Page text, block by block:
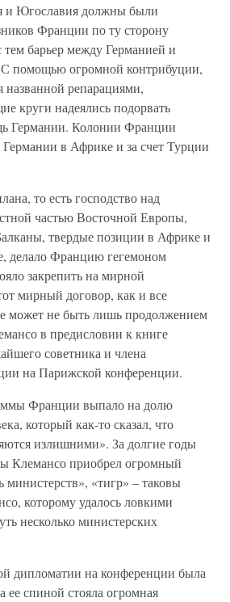
и Югославия должны были
Франции по ту сторону
барьер между Германией и
С помощью огромной контрибуции,
репарациями,
круги надеялись подорвать
Германии. Колонии Франции
Германии в Африке и за счет Турции
то есть господство над
частью Восточной Европы,
твердые позиции в Африке и
делало Францию гегемоном
закрепить на мирной
мирный договор, как и все
может не быть лишь продолжением
в предисловии к книге
советника и члена
на Парижской конференции.
Франции выпало на долю
который как-то сказал, что
излишними». За долгие годы
Клемансо приобрел огромный
«тигр» – таковы
которому удалось ловкими
несколько министерских
дипломатии на конференции была
ее спиной стояла огромная